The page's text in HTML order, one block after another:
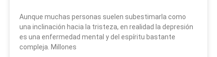
Aunque muchas personas suelen subestimarla como
una inclinación hacia la tristeza, en realidad la depresión
es una enfermedad mental y del espíritu bastante
compleja. Millones